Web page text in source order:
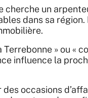
cherche un
dans sa région.
» ou «
influence la
occasions